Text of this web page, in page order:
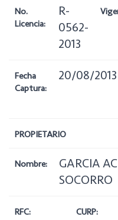
No.
Licencia:
R-
0562-
2013
Fecha
Captura:
20/08/2013
PROPIETARIO
Nombre:
GARCIA
SOCORRO
RFC: CURP: